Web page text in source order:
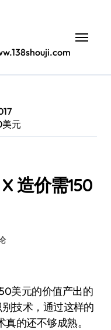
美元
造价需150
技术，通过这样的
的还不够成熟。